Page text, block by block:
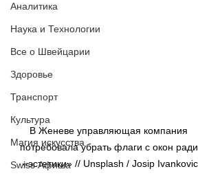
Аналитика
Наука и Технологии
Все о Швейцарии
Здоровье
Транспорт
Культура
Магия искусства
Swiss Афиша
В Женеве управляющая компания
потребовала убрать флаги с окон ради
«эстетики» // Unsplash / Josip Ivankovic